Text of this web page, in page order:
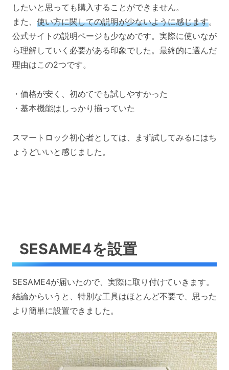
したいと思っても購入することができません。
また、 使い方に関しての説明が少ないように感じます。
公式サイトの説明ページも少なめです。実際に使いなが
ら理解していく必要がある印象でした。最終的に選んだ
理由はこの2つです。
・価格が安く、初めてでも試しやすかった
・基本機能はしっかり揃っていた
スマートロック初心者としては、まず試してみるにはち
ょうどいいと感じました。
SESAME4を設置
SESAME4が届いたので、実際に取り付けていきます。
結論からいうと、特別な工具はほとんど不要で、思った
より簡単に設置できました。